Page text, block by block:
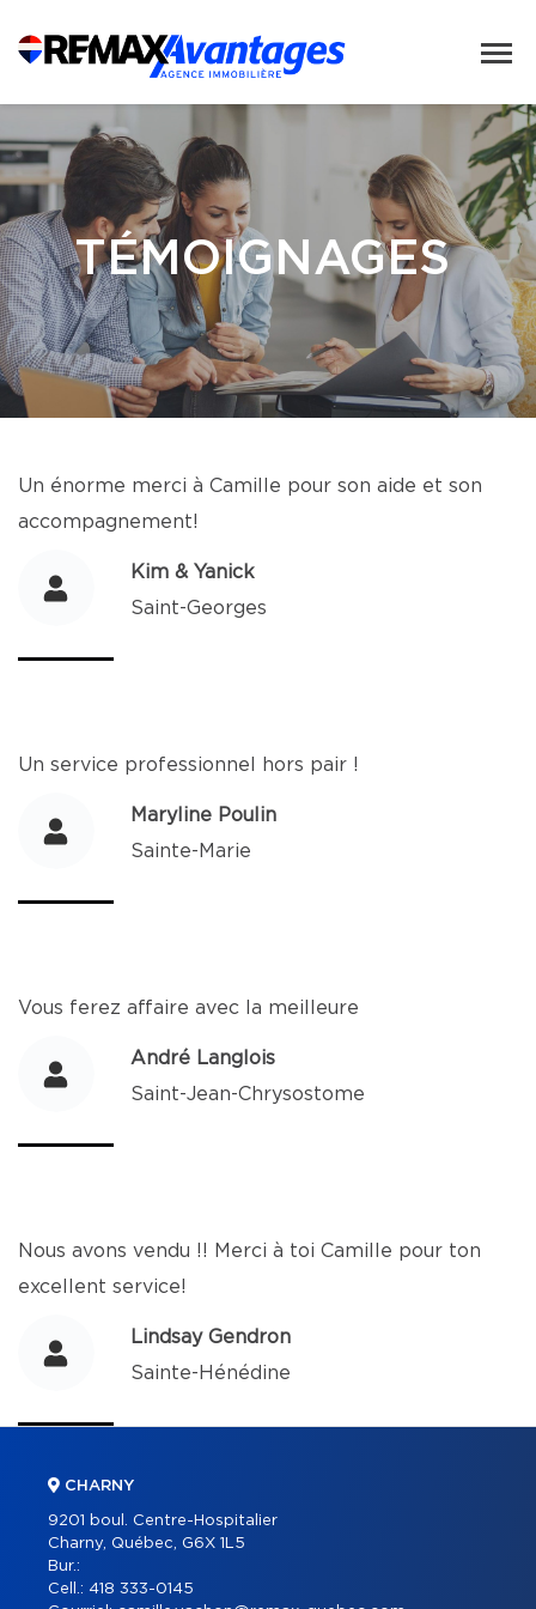
TÉMOIGNAGES
Un énorme merci à Camille pour son aide et son
accompagnement!
Kim & Yanick
Saint-Georges
Un service professionnel hors pair !
Maryline Poulin
Sainte-Marie
Vous ferez affaire avec la meilleure
André Langlois
Saint-Jean-Chrysostome
Nous avons vendu !! Merci à toi Camille pour ton
excellent service!
Lindsay Gendron
Sainte-Hénédine
CHARNY
9201 boul. Centre-Hospitalier
Charny, Québec, G6X 1L5
Bur.:
Cell.: 418 333-0145